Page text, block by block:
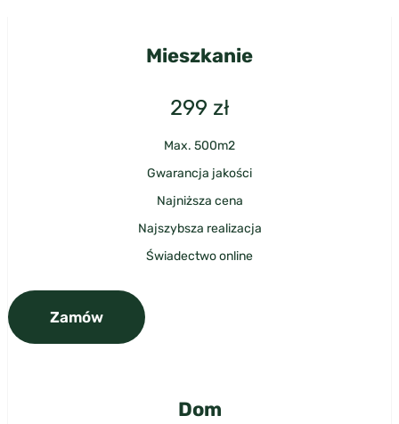
Mieszkanie
299 zł
Max. 500m2
Gwarancja jakości
Najniższa cena
Najszybsza realizacja
Świadectwo online
Zamów
Dom